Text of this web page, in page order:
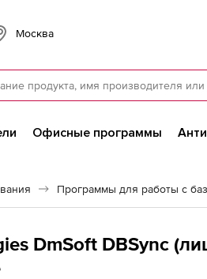
Москва
Офисные программы
Программы для работы с
DmSoft DBSync